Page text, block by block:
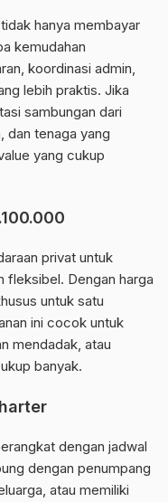
hanya membayar
kemudahan
koordinasi admin,
lebih praktis. Jika
sambungan dari
dan tenaga yang
yang cukup
privat untuk
fleksibel. Dengan harga
untuk satu
ini cocok untuk
mendadak, atau
banyak.
dengan jadwal
dengan penumpang
atau memiliki